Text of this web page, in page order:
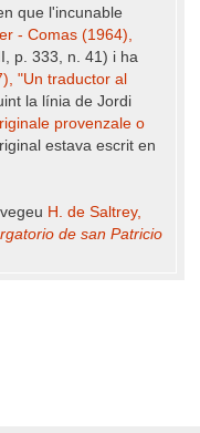
que l'incunable
- Comas (1964),
p. 333, n. 41) i ha
"Un traductor al
la línia de Jordi
provenzale o
estava escrit en
H. de Saltrey,
de san Patricio